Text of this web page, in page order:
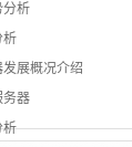
分析
析
展概况介绍
务器
析